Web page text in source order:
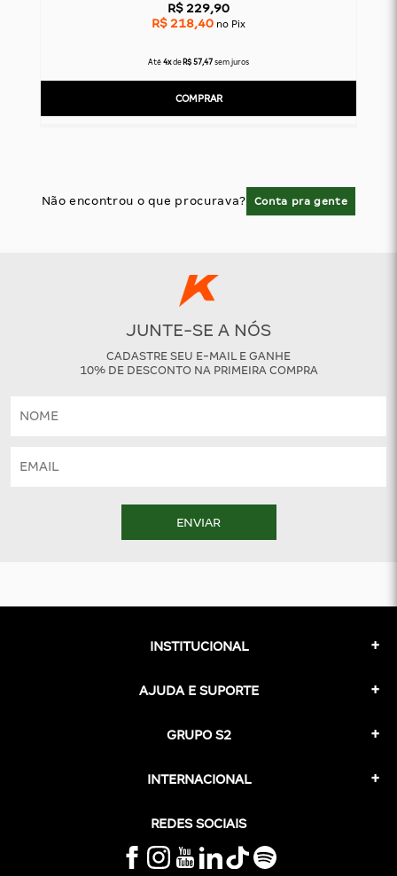
R$ 229,90
R$ 218,40 no Pix
Até 4x de R$ 57,47 sem juros
COMPRAR
Não encontrou o que procurava? Conta pra gente
JUNTE-SE A NÓS
CADASTRE SEU E-MAIL E GANHE
10% DE DESCONTO NA PRIMEIRA COMPRA
ENVIAR
INSTITUCIONAL
AJUDA E SUPORTE
GRUPO S2
INTERNACIONAL
REDES SOCIAIS